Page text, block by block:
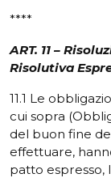
****
ART. 11 –
Risolutiva
11.1 Le
cui sopra
del buon fine
effettuare,
patto espresso,